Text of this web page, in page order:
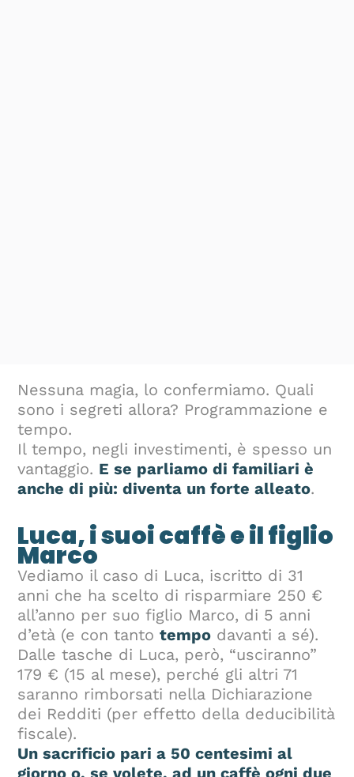
Nessuna magia, lo confermiamo. Quali
sono i segreti allora? Programmazione e
tempo.
Il tempo, negli investimenti, è spesso un
vantaggio. E se parliamo di familiari è
anche di più: diventa un forte alleato.
Luca, i suoi caffè e il figlio
Marco
Vediamo il caso di Luca, iscritto di 31
anni che ha scelto di risparmiare 250 €
all’anno per suo figlio Marco, di 5 anni
d’età (e con tantotempo davanti a sé).
Dalle tasche di Luca, però, “usciranno”
179 € (15 al mese), perché gli altri 71
saranno rimborsati nella Dichiarazione
dei Redditi (per effetto della deducibilità
fiscale).
Un sacrificio pari a 50 centesimi al
giorno o, se volete, ad un caffè ogni due